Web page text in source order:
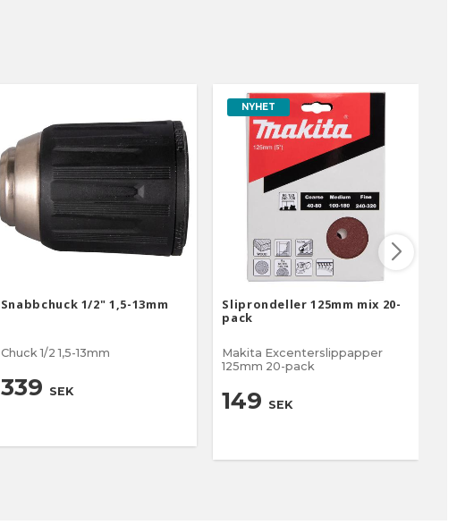
Snabbchuck 1/2" 1,5-13mm
Chuck 1/2 1,5-13mm
339 SEK
NYHET
Sliprondeller 125mm mix 20-
pack
Makita Excenterslippapper
125mm 20-pack
149 SEK